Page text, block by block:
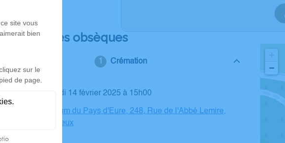
Déroulé des obsèques
Crémation
Le vendredi 14 février 2025 à 15h00
Crématorium du Pays d'Eure, 248, Rue de l'Abbé Lemire,
27000 Évreux
−